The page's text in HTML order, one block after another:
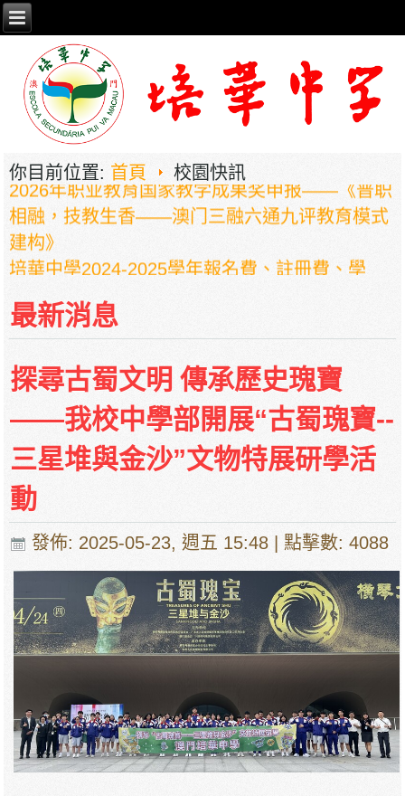
你目前位置: 首頁 校園快訊
2026年职业教育国家教学成果奖申报——《普职
相融，技教生香——澳门三融六通九评教育模式
建构》
培華中學2024-2025學年報名費、註冊費、學
項目
培華中學收費項目一覽表
停課通知
最新消息
探尋古蜀文明 傳承歷史瑰寶
——我校中學部開展“古蜀瑰寶--
三星堆與金沙”文物特展研學活
動
發佈: 2025-05-23, 週五 15:48 | 點擊數: 4088